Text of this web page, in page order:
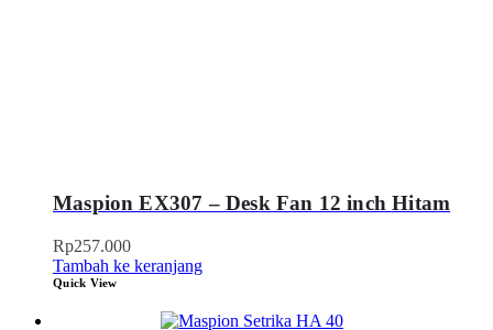
Maspion EX307 – Desk Fan 12 inch Hitam
Rp257.000
Tambah ke keranjang
Quick View